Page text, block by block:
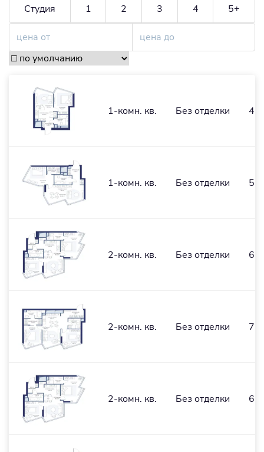
Студия 1 2 3 4 5+
1-комн. кв. Без отделки
1-комн. кв. Без отделки
2-комн. кв. Без отделки
2-комн. кв. Без отделки
2-комн. кв. Без отделки